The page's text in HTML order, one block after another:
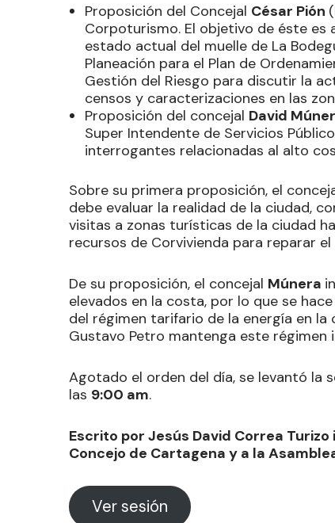
Proposición del Concejal César Pión
Corpoturismo. El objetivo de éste es
estado actual del muelle de La
Planeación para el Plan de
Gestión del Riesgo para discutir la
censos y caracterizaciones en las
Proposición del concejal David
Super Intendente de Servicios
interrogantes relacionadas al alto
Sobre su primera proposición, el
debe evaluar la realidad de la ciudad,
visitas a zonas turísticas de la ciudad
recursos de Corvivienda para reparar
De su proposición, el concejal Múnera
elevados en la costa, por lo que se
del régimen tarifario de la energía en
Gustavo Petro mantenga este
Agotado el orden del día, se levantó la
las 9:00 am.
Escrito por Jesús David Correa
Concejo de Cartagena y a la
Ver sesión